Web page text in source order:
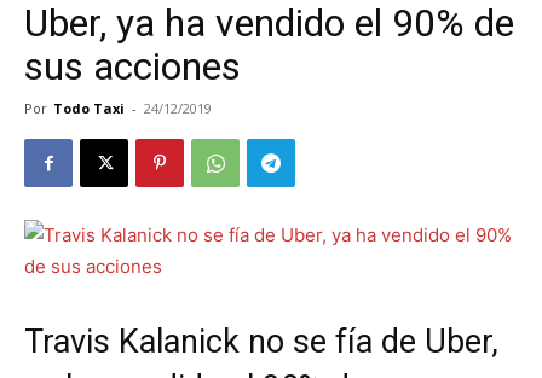
Uber, ya ha vendido el 90% de
sus acciones
Por Todo Taxi - 24/12/2019
Travis Kalanick no se fía de Uber,